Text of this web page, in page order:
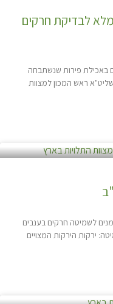
לבדיקת חרקים
באכילת פירות שנשתבחה
ראש המכון למצוות
לשמיטה חרקים בענבים
ירקות הירקות המצויים